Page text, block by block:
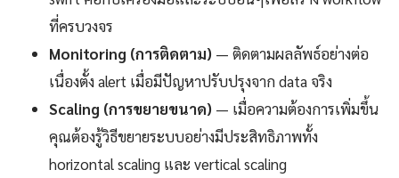
ที่ครบวงจร
Monitoring (การติดตาม) — ติดตามผลลัพธ์อย่างต่อ
เนื่องตั้ง alert เมื่อมีปัญหาปรับปรุงจาก data จริง
Scaling (การขยายขนาด) — เมื่อความต้องการเพิ่มขึ้น
คุณต้องรู้วิธีขยายระบบอย่างมีประสิทธิภาพทั้ง
horizontal scaling และ vertical scaling